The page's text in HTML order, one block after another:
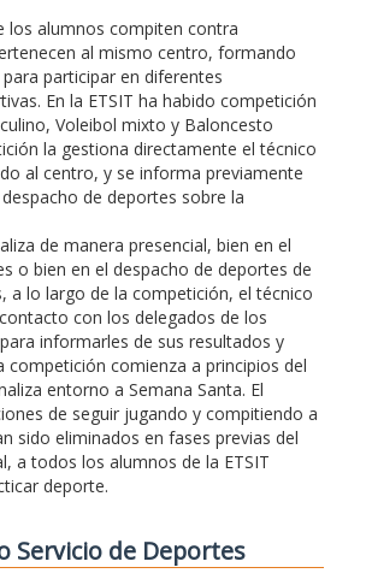
los alumnos compiten contra
al mismo centro, formando
participar en diferentes
En la ETSIT ha habido competición
Voleibol mixto y Baloncesto
la gestiona directamente el técnico
al centro, y se informa previamente
de deportes sobre la
de manera presencial, bien en el
o bien en el despacho de deportes de
a lo largo de la competición, el técnico
con los delegados de los
informarles de sus resultados y
competición comienza a principios del
entorno a Semana Santa. El
de seguir jugando y compitiendo a
sido eliminados en fases previas del
a todos los alumnos de la ETSIT
deporte.
Servicio de Deportes